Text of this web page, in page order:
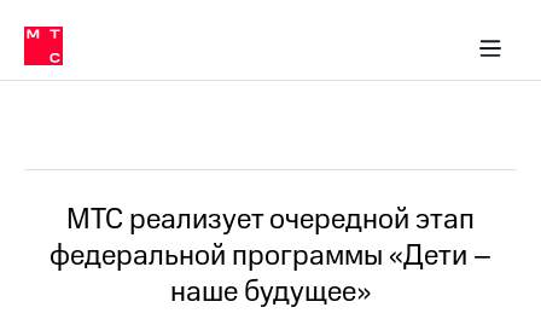
Медиа-центр
и акционерам
Устойчивое развитие
Комплаенс и деловая этика
компании
Карьера
История
компании
Руководство
в МТС
Пресс-
релизы
о технологиях
МТС реализует очередной этап
федеральной программы «Дети –
наше будущее»